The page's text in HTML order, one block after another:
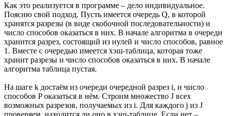
Как это реализуется в программе – дело индивидуальное.
Поясню свой подход. Пусть имеется очередь Q, в которой
хранятся разрезы (в виде скобочной последовательности) и
число способов оказаться в них. В начале алгоритма в очереди
хранится разрез, состоящий из нулей и число способов, равное
1. Вместе с очередью имеется хэш-таблица, которая тоже
хранит разрезы и число способов оказаться в них. В начале
алгоритма таблица пустая.
На шаге k достаём из очереди очередной разрез i, и число
способов P оказаться в нём. Строим множество J всех
возможных разрезов, получаемых из i. Для каждого j из J
проверяем, находится ли оно в хэш-таблице. Если нет –